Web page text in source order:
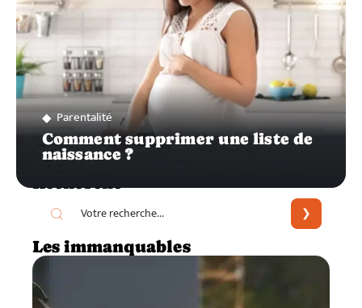
Parentalité
Comment supprimer une liste de
naissance ?
Recherche
Les immanquables